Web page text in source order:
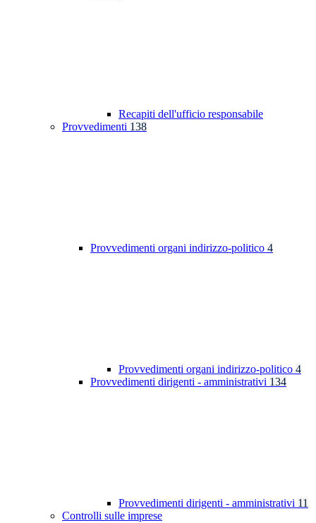
Recapiti dell'ufficio responsabile
Provvedimenti 138
Provvedimenti organi indirizzo-politico 4
Provvedimenti organi indirizzo-politico 4
Provvedimenti dirigenti - amministrativi 134
Provvedimenti dirigenti - amministrativi 11
Controlli sulle imprese